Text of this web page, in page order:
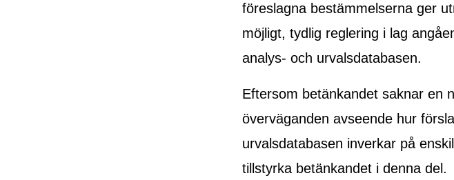
föreslagna bestämmelserna ger
möjligt, tydlig reglering i lag
analys- och urvalsdatabasen.
Eftersom betänkandet saknar en
överväganden avseende hur
urvalsdatabasen inverkar på
tillstyrka betänkandet i denna del.